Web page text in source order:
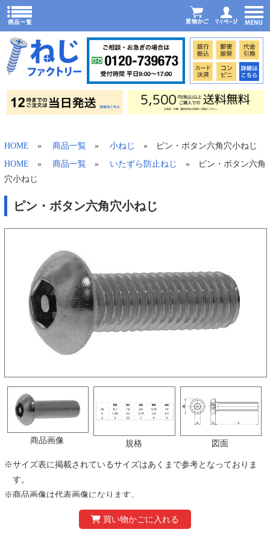
HOME » 商品一覧» 小ねじ
» ピン・ボタン六角穴小ねじ
HOME » 商品一覧» いたずら防止ねじ
» ピン・ボタン六角
穴小ねじ
ピン・ボタン六角穴小ねじ
商品画像 規格 図面
※サイズ表に掲載されているサイズはあくまで参考となっておりま
す。
※商品画像は代表画像になります。
ボルト等に関しましては全ねじ、半ねじ両方ある場合または半ねじ
タイプのみのものがあり、掲載画像と異なる場合がありますのでご